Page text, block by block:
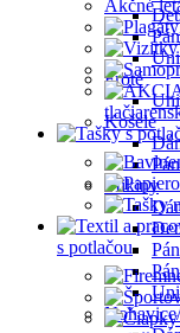
Froté
Košele
Mikiny
Akčné
s potlačou